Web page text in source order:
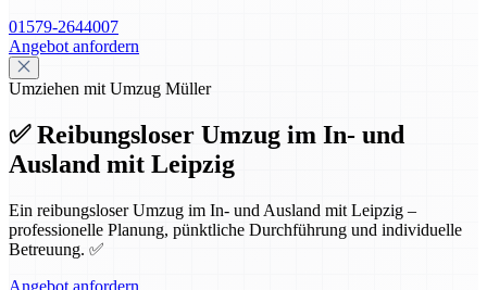
01579-2644007
Angebot anfordern
Umziehen mit Umzug Müller
✅ Reibungsloser Umzug im In- und
Ausland mit Leipzig
Ein reibungsloser Umzug im In- und Ausland mit Leipzig –
professionelle Planung, pünktliche Durchführung und individuelle
Betreuung. ✅
Angebot anfordern